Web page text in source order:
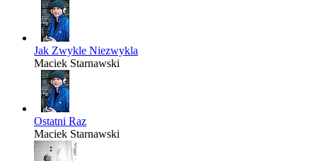
Jak Zwykle Niezwykla
Maciek Starnawski
Ostatni Raz
Maciek Starnawski